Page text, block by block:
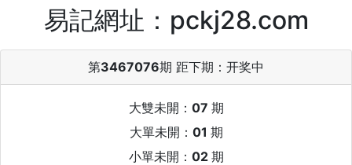
易記網址：pckj28.com
第3467076期 距下期： 开奖中
大雙未開： 07 期
大單未開： 01 期
小單未開： 02期